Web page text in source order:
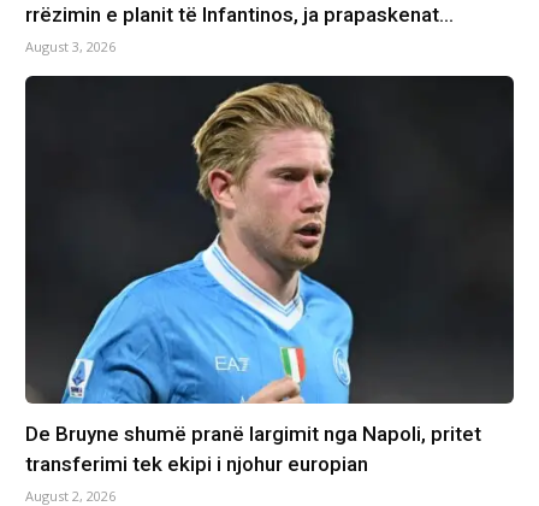
rrëzimin e planit të Infantinos, ja prapaskenat…
August 3, 2026
De Bruyne shumë pranë largimit nga Napoli, pritet
transferimi tek ekipi i njohur europian
August 2, 2026